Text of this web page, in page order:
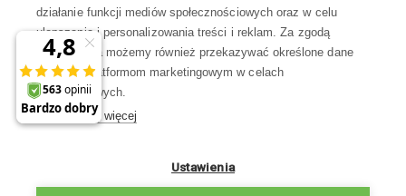
Kontakt
Skontaktuj się z Nami
Pon-Pt 8:00—17:00
na pierwsze zakupy?
działanie funkcji mediów społecznościowych oraz w celu
ulepszania i personalizowania treści i reklam. Za zgodą
użytkownika możemy również przekazywać określone dane
osobowe platformom marketingowym w celach
marketingowych.
Dowiedz się więcej
Ustawienia